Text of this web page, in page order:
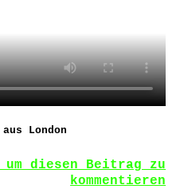
London
um diesen Beitrag zu
kommentieren